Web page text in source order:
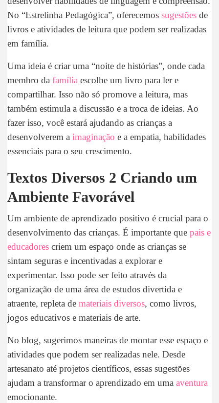
No “Estrelinha Pedagógica”, oferecemos sugestões de
livros e atividades de leitura que podem ser realizadas
em família.
Uma ideia é criar uma “noite de histórias”, onde cada
membro da família escolhe um livro para ler e
compartilhar. Isso não só promove a leitura, mas
também estimula a discussão e a troca de ideias. Ao
fazer isso, você estará ajudando as crianças a
desenvolverem a imaginação e a empatia, habilidades
essenciais para o seu crescimento.
Textos Diversos 2 Criando um
Ambiente Favorável
Um ambiente de aprendizado positivo é crucial para o
desenvolvimento das crianças. É importante que pais e
educadores criem um espaço onde as crianças se
sintam seguras e incentivadas a explorar e
experimentar. Isso pode ser feito através da
organização de uma área de estudos divertida e
atraente, repleta de materiais diversos, como livros,
jogos educativos e materiais de arte.
No blog, sugerimos maneiras de montar esse espaço e
atividades que podem ser realizadas nele. Desde
artesanato até projetos científicos, essas sugestões
ajudam a transformar o aprendizado em uma aventura
emocionante.